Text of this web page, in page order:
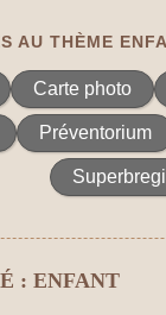
AU THÈME
Carte photo
Préventorium
: ENFANT